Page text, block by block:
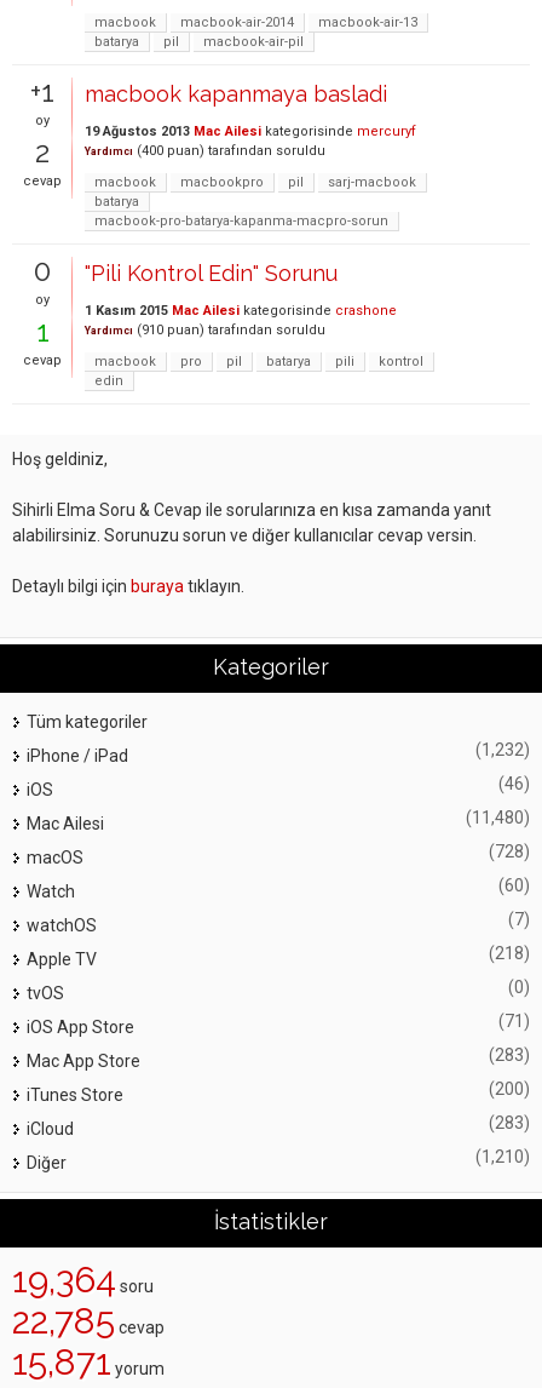
macbook
macbook-air-2014
macbook-air-13
batarya
pil macbook-air-pil
+1
oy
2
cevap
macbook kapanmaya basladi
19 Ağustos 2013 Mac Ailesi kategorisinde mercuryf
Yardımcı (400 puan) tarafından soruldu
macbook
macbookpro pil
sarj-macbook
batarya
macbook-pro-batarya-kapanma-macpro-sorun
0
oy
1
cevap
"Pili Kontrol Edin" Sorunu
1 Kasım 2015 Mac Ailesi kategorisinde crashone
Yardımcı (910 puan) tarafından soruldu
macbook
pro pil batarya pili
kontrol
edin
Hoş geldiniz,
Sihirli Elma Soru & Cevap ile sorularınıza en kısa zamanda yanıt
alabilirsiniz. Sorunuzu sorun ve diğer kullanıcılar cevap versin.
Detaylı bilgi için buraya tıklayın.
Kategoriler
Tüm kategoriler
iPhone / iPad
(1,232)
iOS (46)
Mac Ailesi (11,480)
macOS (728)
Watch (60)
watchOS (7)
Apple TV (218)
tvOS (0)
iOS App Store (71)
Mac App Store (283)
iTunes Store (200)
iCloud (283)
Diğer (1,210)
İstatistikler
19,364 soru
22,785 cevap
15,871 yorum